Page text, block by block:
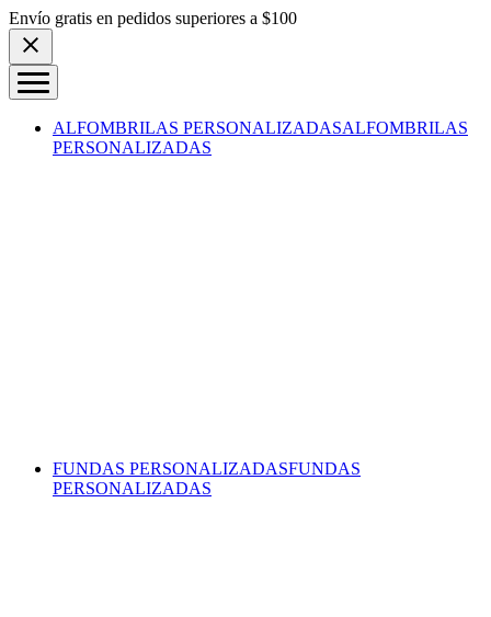
Skip to content
Envío gratis en pedidos superiores a $100
ALFOMBRILAS PERSONALIZADASALFOMBRILAS
PERSONALIZADAS
FUNDAS PERSONALIZADASFUNDAS
PERSONALIZADAS